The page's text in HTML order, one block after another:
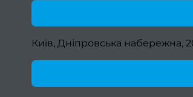
Київ, Дніпровська набережна,